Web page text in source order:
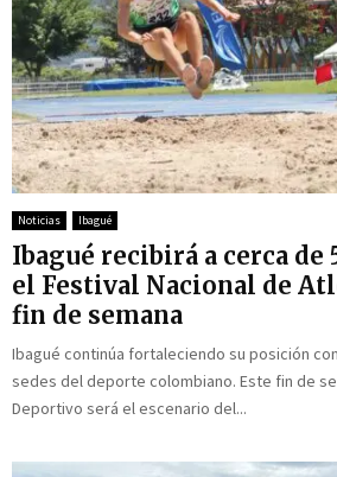
Noticias Ibagué
Ibagué recibirá a cerca de
el Festival Nacional de
fin de semana
Ibagué continúa fortaleciendo su posición
sedes del deporte colombiano. Este fin de
Deportivo será el escenario del...